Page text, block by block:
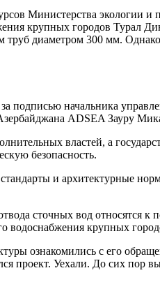
Министерства экологии и
крупных городов Турал
труб диаметром 300 мм.
подписью начальника
ADSEA Зауру
властей, а
безопасность.
и архитектурные
сточных вод относятся к
водоснабжения крупных
ознакомились с его
проект. Уехали. До сих пор